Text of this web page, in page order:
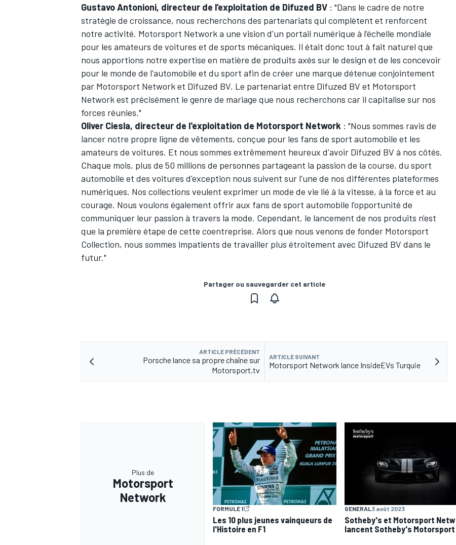
Gustavo Antonioni, directeur de l’exploitation de Difuzed BV : "Dans le cadre de notre
stratégie de croissance, nous recherchons des partenariats qui complètent et renforcent
notre activité. Motorsport Network a une vision d'un portail numérique à l’échelle mondiale
pour les amateurs de voitures et de sports mécaniques. Il était donc tout à fait naturel que
nous apportions notre expertise en matière de produits axés sur le design et de les concevoir
pour le monde de l'automobile et du sport afin de créer une marque détenue conjointement
par Motorsport Network et Difuzed BV. Le partenariat entre Difuzed BV et Motorsport
Network est précisément le genre de mariage que nous recherchons car il capitalise sur nos
forces réunies."
Oliver Ciesla, directeur de l'exploitation de Motorsport Network : "Nous sommes ravis de
lancer notre propre ligne de vêtements, conçue pour les fans de sport automobile et les
amateurs de voitures. Et nous sommes extrêmement heureux d'avoir Difuzed BV à nos côtés.
Chaque mois, plus de 50 millions de personnes partageant la passion de la course, du sport
automobile et des voitures d'exception nous suivent sur l'une de nos différentes plateformes
numériques. Nos collections veulent exprimer un mode de vie lié à la vitesse, à la force et au
courage. Nous voulons également offrir aux fans de sport automobile l'opportunité de
communiquer leur passion à travers la mode. Cependant, le lancement de nos produits n'est
que la première étape de cette coentreprise. Alors que nous venons de fonder Motorsport
Collection, nous sommes impatients de travailler plus étroitement avec Difuzed BV dans le
futur."
Partager ou sauvegarder cet article
ARTICLE PRÉCÉDENT
Porsche lance sa propre chaîne sur
Motorsport.tv
ARTICLE SUIVANT
Motorsport Network lance InsideEVs Turquie
Plus de
Motorsport
Network
FORMULE 1
Les 10 plus jeunes vainqueurs de
l'Histoire en F1
GENERAL 3 août 2023
Sotheby's et Motorsport
lancent Sotheby's Motorsport